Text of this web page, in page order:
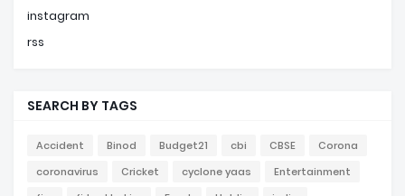
instagram
rss
SEARCH BY TAGS
Accident Binod Budget21 cbi CBSE
Corona
coronavirus
Cricket cyclone yaas
Entertainment